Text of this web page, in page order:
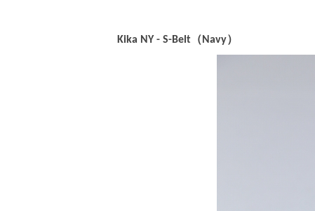
Kika NY - S-Belt（Navy）